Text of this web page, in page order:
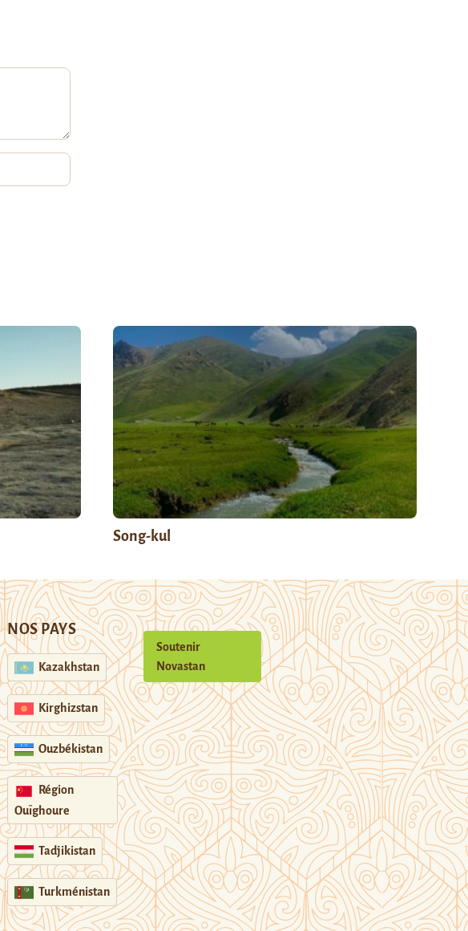
Song-kul
NOS PAYS
Kazakhstan
Kirghizstan
Ouzbékistan
Région
Ouïghoure
Tadjikistan
Turkménistan
Soutenir
Novastan